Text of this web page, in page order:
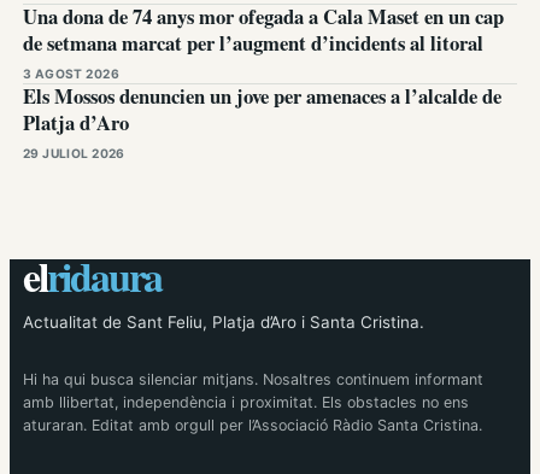
Una dona de 74 anys mor ofegada a Cala Maset en un cap
de setmana marcat per l’augment d’incidents al litoral
3 AGOST 2026
Els Mossos denuncien un jove per amenaces a l’alcalde de
Platja d’Aro
29 JULIOL 2026
elridaura
Actualitat de Sant Feliu, Platja d’Aro i Santa Cristina.
Hi ha qui busca silenciar mitjans. Nosaltres continuem informant
amb llibertat, independència i proximitat. Els obstacles no ens
aturaran. Editat amb orgull per l’Associació Ràdio Santa Cristina.